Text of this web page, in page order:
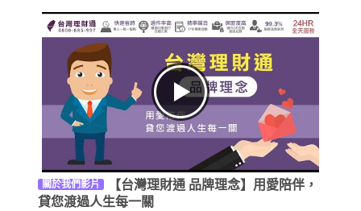
關於我們影片
【台灣理財通 品牌理念】用愛陪伴，
貸您渡過人生每一關